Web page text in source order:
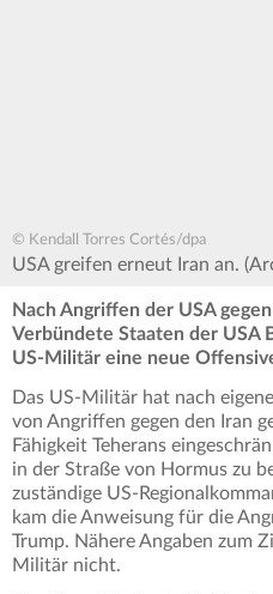
© Kendall Torres Cortés/dpa
USA greifen erneut Iran an.
Nach Angriffen der USA
Verbündete Staaten der USA
US-Militär eine neue
Das US-Militär hat nach
von Angriffen gegen den Iran
Fähigkeit Teherans
in der Straße von Hormus zu
zuständige US-
kam die Anweisung für die
Trump. Nähere Angaben zum
Militär nicht.